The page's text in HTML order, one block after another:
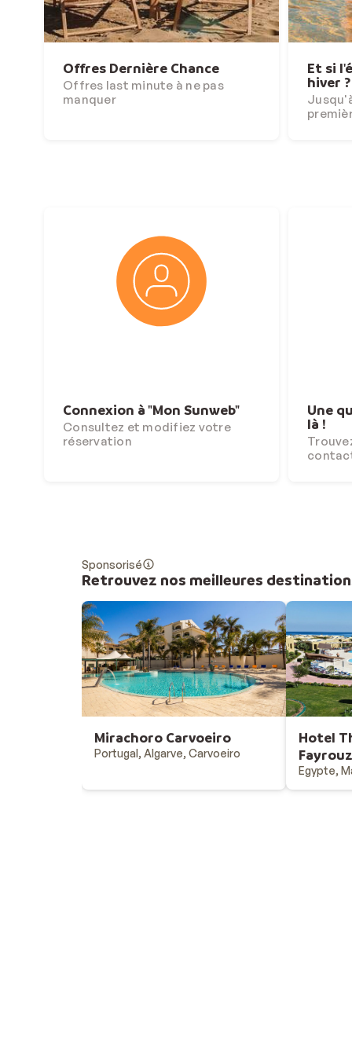
Offres Dernière Chance
Offres last minute à ne pas
manquer
Et si
hiver ?
Connexion à "Mon Sunweb"
Consultez et modifiez votre
réservation
Une
là !
Sponsorisé
Retrouvez nos meilleures
Mirachoro Carvoeiro
Portugal, Algarve, Carvoeiro
Hotel
Fayrouz
Egypte,